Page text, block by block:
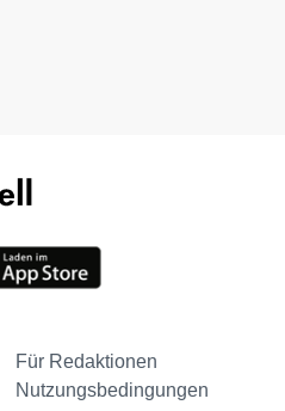
Für Redaktionen
Nutzungsbedingungen